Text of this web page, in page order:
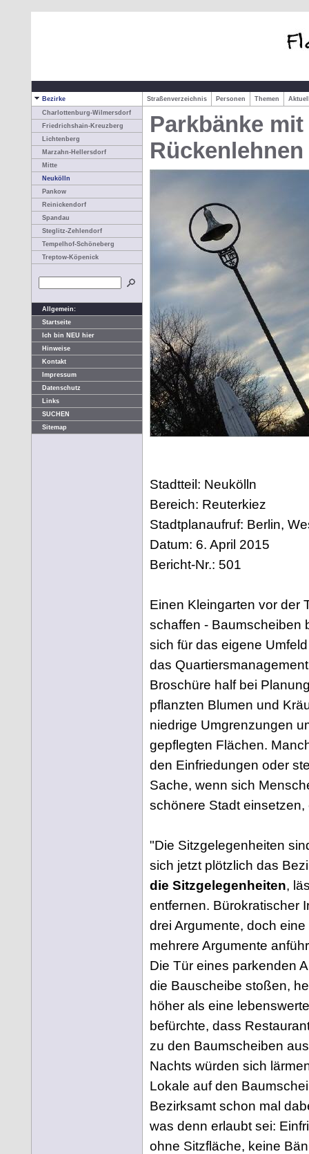
Bezirke Straßenverzeichnis Personen Themen
Charlottenburg-Wilmersdorf
Friedrichshain-Kreuzberg
Lichtenberg
Marzahn-Hellersdorf
Mitte
Neukölln
Pankow
Reinickendorf
Spandau
Steglitz-Zehlendorf
Tempelhof-Schöneberg
Treptow-Köpenick
Allgemein:
Startseite
Ich bin NEU hier
Hinweise
Kontakt
Impressum
Datenschutz
Links
SUCHEN
Sitemap
Parkbänke
Rückenlehnen
Stadtteil: Neukölln
Bereich: Reuterkiez
Stadtplanaufruf: Berlin,
Datum: 6. April 2015
Bericht-Nr.: 501
Einen Kleingarten vor der
schaffen - Baumscheiben
sich für das eigene
das
Broschüre half bei
pflanzten Blumen und
niedrige Umgrenzungen
gepflegten Flächen.
den Einfriedungen oder
Sache, wenn sich
schönere Stadt einsetzen,
"Die Sitzgelegenheiten
sich jetzt plötzlich das
die Sitzgelegenheiten,
entfernen. Bürokratischer
drei Argumente, doch
mehrere Argumente
Die Tür eines parkenden
die Bauscheibe stoßen,
höher als eine
befürchte, dass
zu den Baumscheiben
Nachts würden sich
Lokale auf den
Bezirksamt schon mal
was denn erlaubt sei:
ohne Sitzfläche, keine